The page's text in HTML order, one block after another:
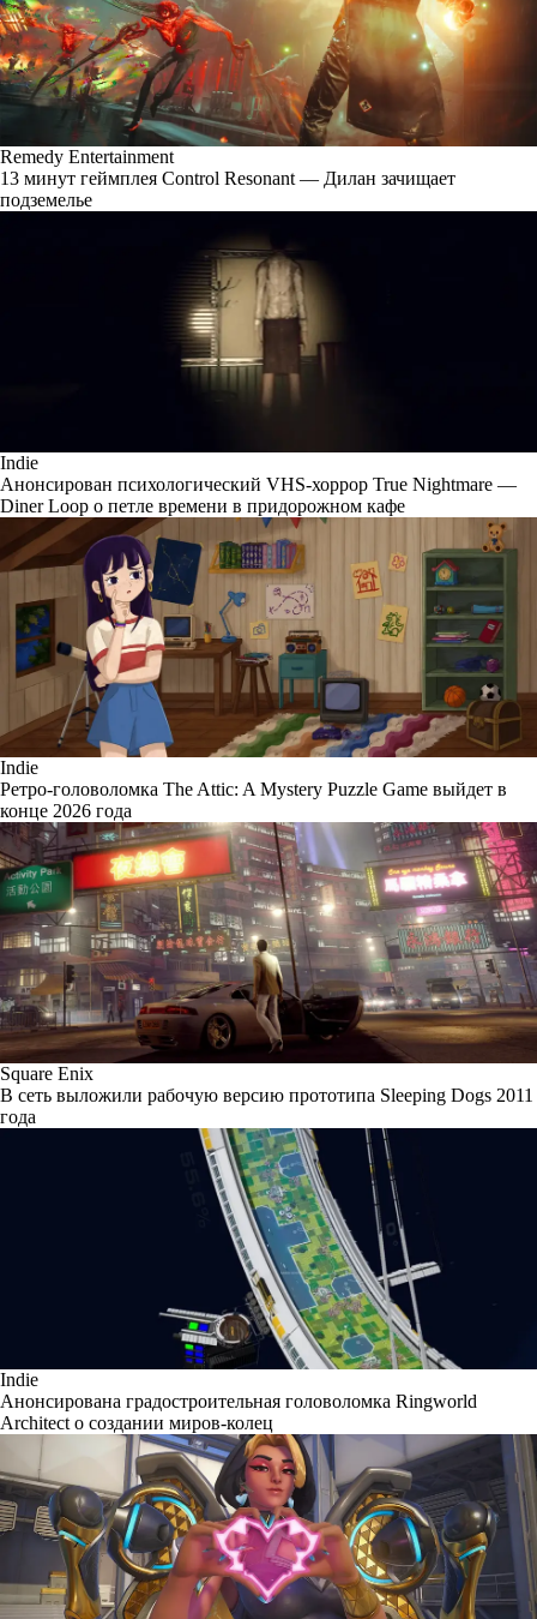
Remedy Entertainment
13 минут геймплея Control Resonant — Дилан зачищает
подземелье
Indie
Анонсирован психологический VHS-хоррор True Nightmare —
Diner Loop о петле времени в придорожном кафе
Indie
Ретро-головоломка The Attic: A Mystery Puzzle Game выйдет в
конце 2026 года
Square Enix
В сеть выложили рабочую версию прототипа Sleeping Dogs 2011
года
Indie
Анонсирована градостроительная головоломка Ringworld
Architect о создании миров-колец